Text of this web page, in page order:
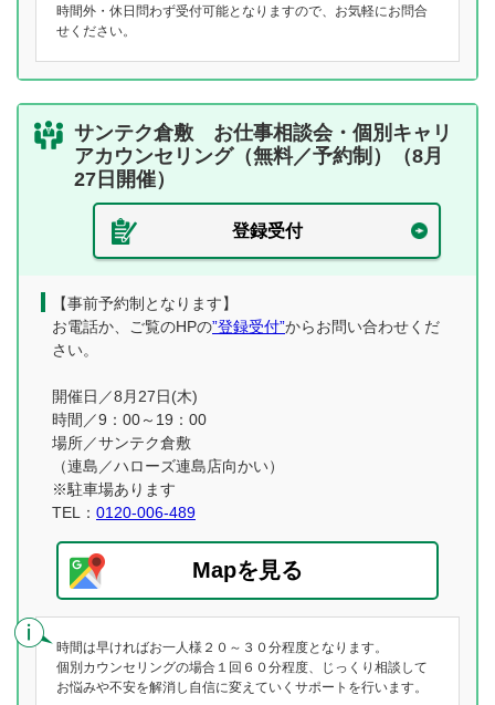
時間外・休日問わず受付可能となりますので、お気軽にお問合
せください。
サンテク倉敷 お仕事相談会・個別キャリ
アカウンセリング（無料／予約制）（8月
27日開催）
登録受付
【事前予約制となります】
お電話か、ご覧のHPの”登録受付”からお問い合わせくだ
さい。
開催日／8月27日(木)
時間／9：00～19：00
場所／サンテク倉敷
（連島／ハローズ連島店向かい）
※駐車場あります
TEL： 0120-006-489
Mapを見る
時間は早ければお一人様２０～３０分程度となります。
個別カウンセリングの場合１回６０分程度、じっくり相談して
お悩みや不安を解消し自信に変えていくサポートを行います。